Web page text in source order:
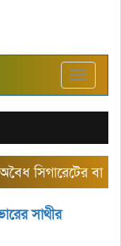
Toggle
বাজার
সাথীর